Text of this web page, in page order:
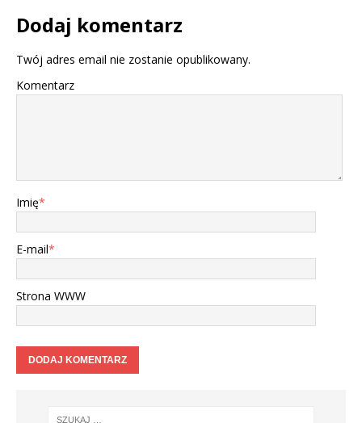
Dodaj komentarz
Twój adres email nie zostanie opublikowany.
Komentarz
Imię*
E-mail*
Strona WWW